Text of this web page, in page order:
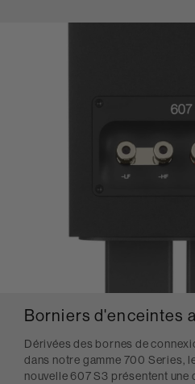
Borniers d'enceintes
Dérivées des bornes de
dans notre gamme 700 Series,
nouvelle 607 S3 présentent